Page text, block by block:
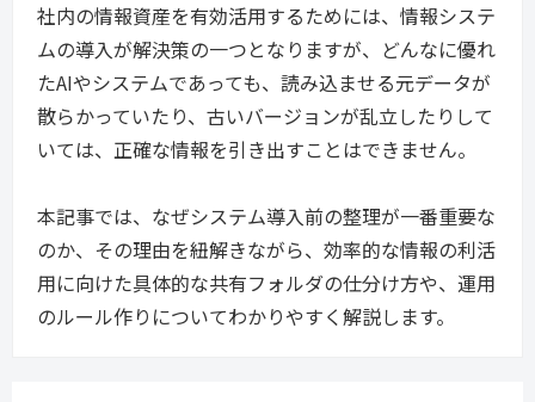
社内の情報資産を有効活用するためには、情報システ
ムの導入が解決策の一つとなりますが、 どんなに優れ
たAIやシステムであっても、読み込ませる元データが
散らかっていたり、古いバージョンが乱立したりして
いては、正確な情報を引き出すことはできません。
本記事では、なぜシステム導入前の整理が一番重要な
のか、その理由を紐解きながら、効率的な情報の利活
用に向けた具体的な共有フォルダの仕分け方や、運用
のルール作りについてわかりやすく解説します。